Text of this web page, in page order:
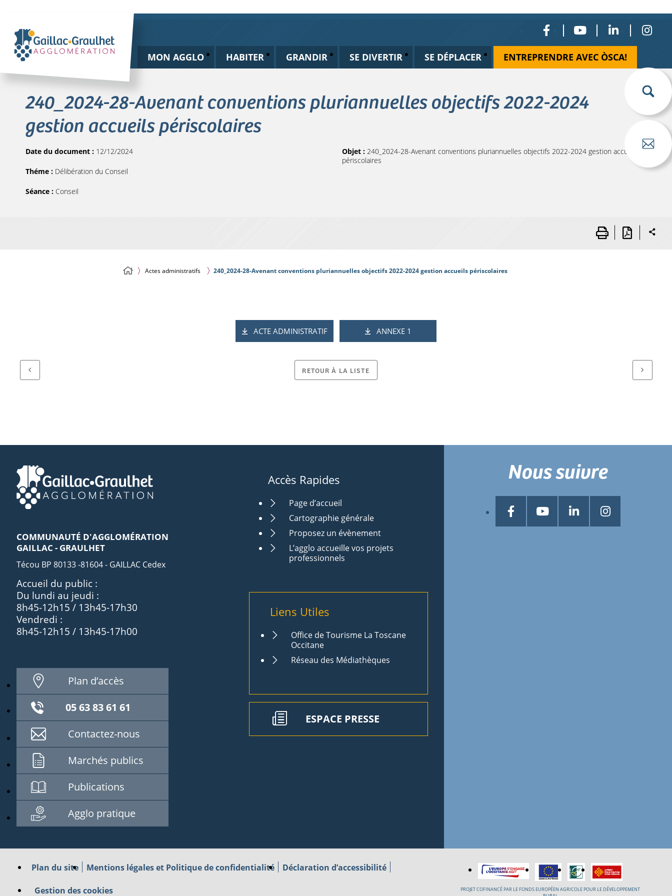
MON AGGLO HABITER GRANDIR SE DIVERTIR SE DÉPLACER ENTREPRENDRE AVEC ÒSCA!
240_2024-28-Avenant conventions pluriannuelles objectifs 2022-2024
gestion accueils périscolaires
Date du document : 12/12/2024
Théme : Délibération du Conseil
Séance : Conseil
Objet : 240_2024-28-Avenant conventions pluriannuelles objectifs 2022-2024 gestion accueils
périscolaires
Actes administratifs 240_2024-28-Avenant conventions pluriannuelles objectifs 2022-2024 gestion accueils périscolaires
ACTE ADMINISTRATIF ANNEXE 1
RETOUR À LA LISTE
COMMUNAUTÉ D'AGGLOMÉRATION
GAILLAC - GRAULHET
Técou BP 80133 -81604 - GAILLAC Cedex
Accueil du public :
Du lundi au jeudi :
8h45-12h15 / 13h45-17h30
Vendredi :
8h45-12h15 / 13h45-17h00
Plan d’accès
05 63 83 61 61
Contactez-nous
Marchés publics
Publications
Agglo pratique
Accès Rapides
Page d’accueil
Cartographie générale
Proposez un évènement
L’agglo accueille vos projets
professionnels
Liens Utiles
Office de Tourisme La Toscane
Occitane
Réseau des Médiathèques
ESPACE PRESSE
Nous suivre
Plan du site Mentions légales et Politique de confidentialité Déclaration d’accessibilité
Gestion des cookies
PROJET COFINANCÉ PAR LE FONDS EUROPÉEN AGRICOLE POUR LE DÉVELOPPEMENT